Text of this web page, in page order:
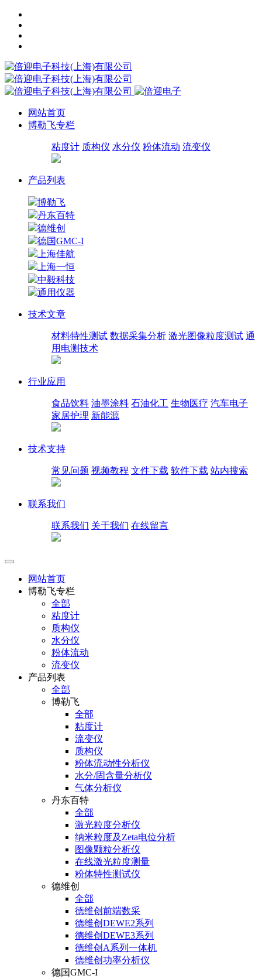
网站首页
博勒飞专栏
粘度计 质构仪 水分仪 粉体流动 流变仪
产品列表
博勒飞
丹东百特
德维创
德国GMC-I
上海佳航
上海一恒
中毅科技
通用仪器
技术文章
材料特性测试 数据采集分析 激光图像粒度测试 通
用电测技术
行业应用
食品饮料 油墨涂料 石油化工 生物医疗 汽车电子
家居护理 新能源
技术支持
常见问题 视频教程 文件下载 软件下载 站内搜索
联系我们
联系我们 关于我们 在线留言
网站首页
博勒飞专栏
全部
粘度计
质构仪
水分仪
粉体流动
流变仪
产品列表
全部
博勒飞
全部
粘度计
流变仪
质构仪
粉体流动性分析仪
水分/固含量分析仪
气体分析仪
丹东百特
全部
激光粒度分析仪
纳米粒度及Zeta电位分析
图像颗粒分析仪
在线激光粒度测量
粉体特性测试仪
德维创
全部
德维创前端数采
德维创DEWE2系列
德维创DEWE3系列
德维创A系列一体机
德维创功率分析仪
德国GMC-I